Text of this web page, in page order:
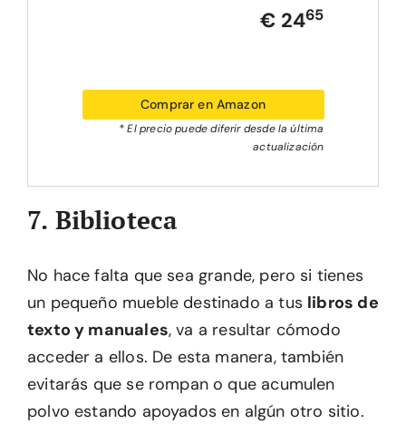
€ 2465
Comprar en Amazon
* El precio puede diferir desde la última
actualización
7. Biblioteca
No hace falta que sea grande, pero si tienes
un pequeño mueble destinado a tus libros de
texto y manuales, va a resultar cómodo
acceder a ellos. De esta manera, también
evitarás que se rompan o que acumulen
polvo estando apoyados en algún otro sitio.